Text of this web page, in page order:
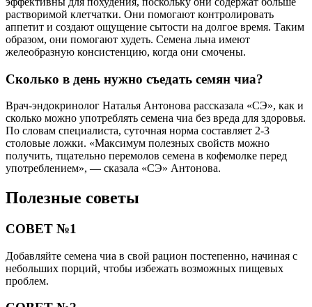
растворимой клетчатки. Они помогают контролировать
аппетит и создают ощущение сытости на долгое время. Таким
образом, они помогают худеть. Семена льна имеют
желеобразную консистенцию, когда они смочены.
Сколько в день нужно съедать семян чиа?
Врач-эндокринолог Наталья Антонова рассказала «СЭ», как и
сколько можно употреблять семена чиа без вреда для здоровья.
По словам специалиста, суточная норма составляет 2-3
столовые ложки. «Максимум полезных свойств можно
получить, тщательно перемолов семена в кофемолке перед
употреблением», — сказала «СЭ» Антонова.
Полезные советы
СОВЕТ №1
Добавляйте семена чиа в свой рацион постепенно, начиная с
небольших порций, чтобы избежать возможных пищевых
проблем.